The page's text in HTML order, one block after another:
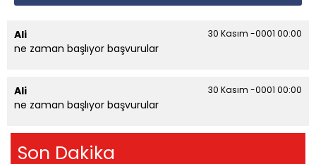
Ali 30 Kasım -0001 00:00
ne zaman başlıyor başvurular
Ali 30 Kasım -0001 00:00
ne zaman başlıyor başvurular
Son Dakika